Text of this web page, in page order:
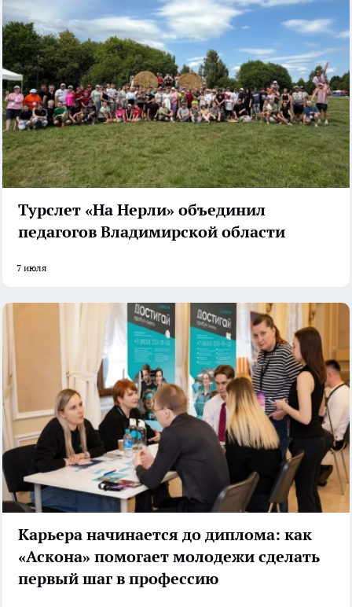
Турслет «На Нерли» объединил
педагогов Владимирской области
7 июля
Карьера начинается до диплома: как
«Аскона» помогает молодежи сделать
первый шаг в профессию